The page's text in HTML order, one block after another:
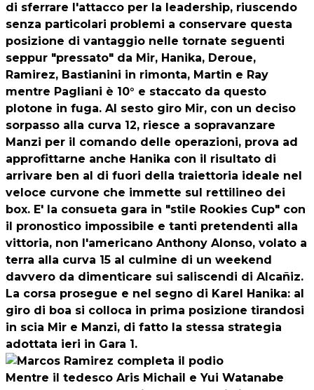
di sferrare l'attacco per la leadership, riuscendo
senza particolari problemi a conservare questa
posizione di vantaggio nelle tornate seguenti
seppur "pressato" da Mir, Hanika, Deroue,
Ramirez, Bastianini in rimonta, Martin e Ray
mentre Pagliani è 10° e staccato da questo
plotone in fuga. Al sesto giro Mir, con un deciso
sorpasso alla curva 12, riesce a sopravanzare
Manzi per il comando delle operazioni, prova ad
approfittarne anche Hanika con il risultato di
arrivare ben al di fuori della traiettoria ideale nel
veloce curvone che immette sul rettilineo dei
box. E' la consueta gara in "stile Rookies Cup" con
il pronostico impossibile e tanti pretendenti alla
vittoria, non l'americano Anthony Alonso, volato a
terra alla curva 15 al culmine di un weekend
davvero da dimenticare sui saliscendi di Alcañiz.
La corsa prosegue e nel segno di Karel Hanika: al
giro di boa si colloca in prima posizione tirandosi
in scia Mir e Manzi, di fatto la stessa strategia
adottata ieri in Gara 1.
Mentre il tedesco Aris Michail e Yui Watanabe